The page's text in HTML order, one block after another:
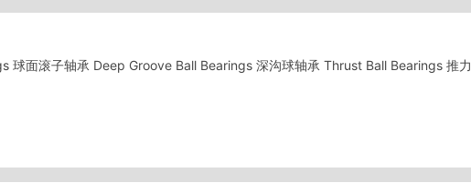
球面滚子轴承 Deep Groove Ball Bearings 深沟球轴承 Thrust Ball Bearings 推